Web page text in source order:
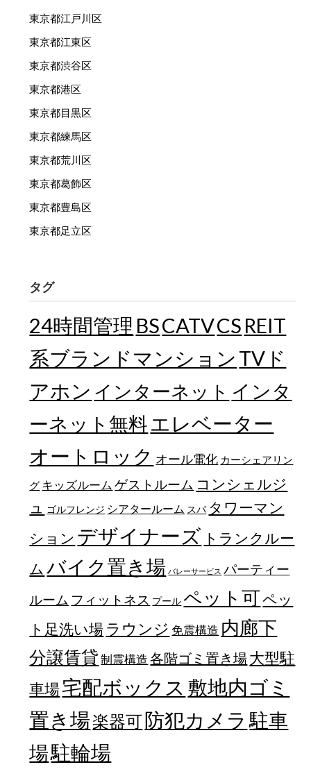
東京都江戸川区
東京都江東区
東京都渋谷区
東京都港区
東京都目黒区
東京都練馬区
東京都荒川区
東京都葛飾区
東京都豊島区
東京都足立区
タグ
24時間管理 BSCATVCS REIT
系ブランドマンション TVド
アホン インターネット インタ
ーネット無料エレベーター
オートロック オール電化 カーシェアリン
グ キッズルーム ゲストルーム コンシェルジ
ュ
ゴルフレンジ シアタールーム スパ タワーマン
ション デザイナーズ トランクルー
ム バイク置き場 バレーサービス パーティー
ルーム フィットネス プール ペット可ペッ
ト足洗い場 ラウンジ 免震構造 内廊下
分譲賃貸 制震構造 各階ゴミ置き場大型駐
車場宅配ボックス 敷地内ゴミ
置き場楽器可防犯カメラ 駐車
場駐輪場